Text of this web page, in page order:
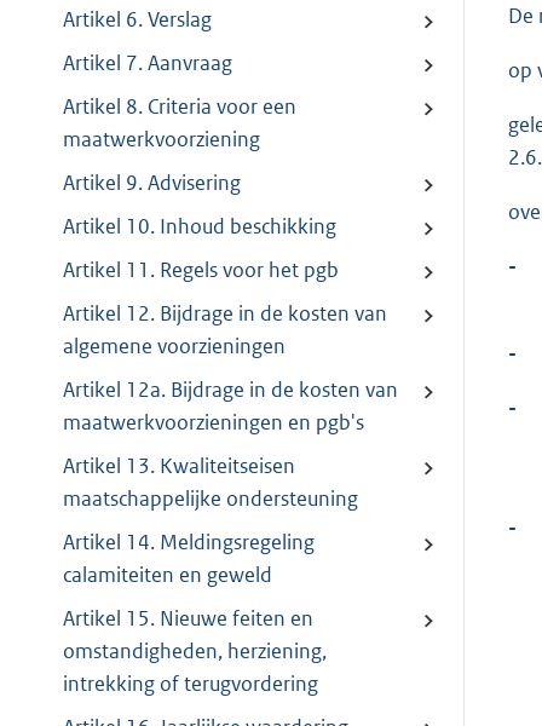
Artikel 6. Verslag
Artikel 7. Aanvraag
Artikel 8. Criteria voor een
maatwerkvoorziening
Artikel 9. Advisering
Artikel 10. Inhoud beschikking
Artikel 11. Regels voor het pgb
Artikel 12. Bijdrage in de kosten van
algemene voorzieningen
Artikel 12a. Bijdrage in de kosten van
maatwerkvoorzieningen en pgb's
Artikel 13. Kwaliteitseisen
maatschappelijke ondersteuning
Artikel 14. Meldingsregeling
calamiteiten en geweld
Artikel 15. Nieuwe feiten en
omstandigheden, herziening,
intrekking of terugvordering
De
op
-
-
-
-